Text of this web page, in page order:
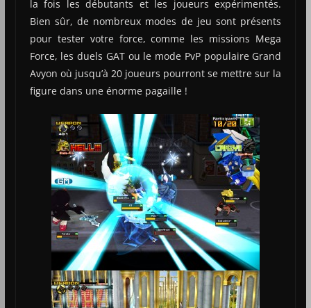
la fois les débutants et les joueurs expérimentés.
Bien sûr, de nombreux modes de jeu sont présents
pour tester votre force, comme les missions Mega
Force, les duels GAT ou le mode PvP populaire Grand
Avyon où jusqu’à 20 joueurs pourront se mettre sur la
figure dans une énorme pagaille !